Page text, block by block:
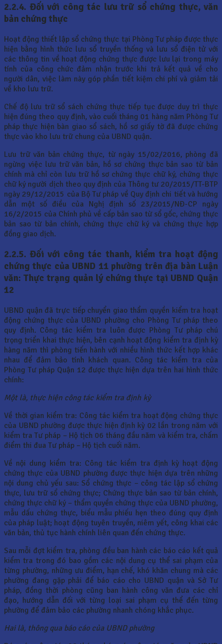
2.2.4. Đối với công tác lưu trữ sổ chứng thực, văn
bản chứng thực
Hoạt động thiết lập sổ chứng thực tại Phòng Tư pháp được thực
hiện bằng hình thức lưu sổ truyền thống và lưu sổ điện tử với
các thông tin về hoạt động chứng thực được lưu lại trong máy
tính của công chức đảm nhận trước khi trả kết quả về cho
người dân, việc làm này góp phần tiết kiệm chi phí và giảm tải
về kho lưu trữ.
Chế độ lưu trữ sổ sách chứng thực tiếp tục được duy trì thực
hiện đúng theo quy định, vào cuối tháng 01 hàng năm Phòng Tư
pháp thực hiện bàn giao sổ sách, hồ sơ giấy tờ đã được chứng
thực vào kho lưu trữ chung của UBND quận.
Lưu trữ văn bản chứng thực, từ ngày 15/02/2016, phòng đã
ngừng việc lưu trữ văn bản, hồ sơ chứng thực bản sao từ bản
chính mà chỉ còn lưu trữ hồ sơ chứng thực chữ ký, chứng thực
chữ ký người dịch theo quy định của Thông tư 20/2015/TT-BTP
ngày 29/12/2015 của Bộ Tư pháp về Quy định chi tiết và hướng
dẫn một số điều của Nghị định số 23/2015/NĐ-CP ngày
16/2/2015 của Chính phủ về cấp bản sao từ sổ gốc, chứng thực
bản sao từ bản chính, chứng thực chữ ký và chứng thực hợp
đồng giao dịch.
2.2.5. Đối với công tác thanh, kiểm tra hoạt động
chứng thực của UBND 11 phường trên địa bàn Luận
văn: Thực trạng quản lý chứng thực tại UBND Quận
12
UBND quận đã trực tiếp chuyển giao thẩm quyền kiểm tra hoạt
động chứng thực của UBND phường cho Phòng Tư pháp theo
quy định. Công tác kiểm tra luôn được Phòng Tư pháp chú
trọng triển khai thực hiện, bên cạnh hoạt động kiểm tra định kỳ
hàng năm thì phòng tiến hành với nhiều hình thức kết hợp khác
nhau để đảm bảo tính khách quan. Công tác kiểm tra của
Phòng Tư pháp Quận 12 được thực hiện dựa trên hai hình thức
chính:
Một là, thực hiện công tác kiểm tra định kỳ
Về thời gian kiểm tra: Công tác kiểm tra hoạt động chứng thực
của UBND phường được thực hiện định kỳ 02 lần trong năm với
kiểm tra Tư pháp – Hộ tịch 06 tháng đầu năm và kiểm tra, chấm
điểm thi đua Tư pháp – Hộ tịch cuối năm.
Về nội dung kiểm tra: Công tác kiểm tra định kỳ hoạt động
chứng thực của UBND phường được thực hiện dựa trên những
nội dung chủ yếu sau: Sổ chứng thực – công tác lập sổ chứng
thực, lưu trữ sổ chứng thực; Chứng thực bản sao từ bản chính,
chứng thực chữ ký – thẩm quyền chứng thực của UBND phường,
mẫu dấu chứng thực, biểu mẫu phiếu hẹn theo đúng quy định
của pháp luật; hoạt động tuyên truyền, niêm yết, công khai các
văn bản, thủ tục hành chính liên quan đến chứng thực.
Sau mỗi đợt kiểm tra, phòng đều ban hành các báo cáo kết quả
kiểm tra trong đó bao gồm các nội dung cụ thể sai phạm của
từng phường, những ưu điểm, hạn chế, khó khăn chung mà các
phường đang gặp phải để báo cáo cho UBND quận và Sở Tư
pháp, đồng thời phòng cũng ban hành công văn đưa các chỉ
đạo, hướng dẫn đối với từng loại sai phạm cụ thể đến từng
phường để đảm bảo các phường nhanh chóng khắc phục.
Hai là, thông qua báo cáo của UBND phường